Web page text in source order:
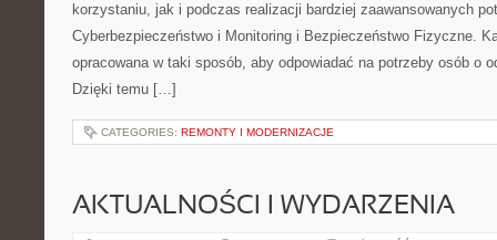
korzystaniu, jak i podczas realizacji bardziej zaawansowanych
Cyberbezpieczeństwo i Monitoring i Bezpieczeństwo Fizyczne.
opracowana w taki sposób, aby odpowiadać na potrzeby osób o
Dzięki temu […]
CATEGORIES: REMONTY I MODERNIZACJE
AKTUALNOŚCI I WYDARZENIA